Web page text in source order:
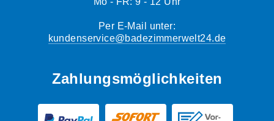
Per E-Mail unter:
kundenservice@badezimmerwelt24.de
Zahlungsmöglichkeiten